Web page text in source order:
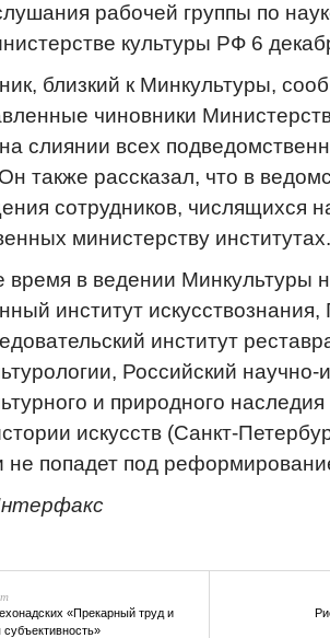
рабочей группы по
культуры РФ 6
близкий к Минкультуры,
чиновники
слиянии всех
также рассказал, что в
сотрудников, числящихся
министерству институтах.
время в ведении Минкультуры
институт
институт
Российский научно-
и природного
искусств (Санкт-
не попадет под
«Прекарный труд и